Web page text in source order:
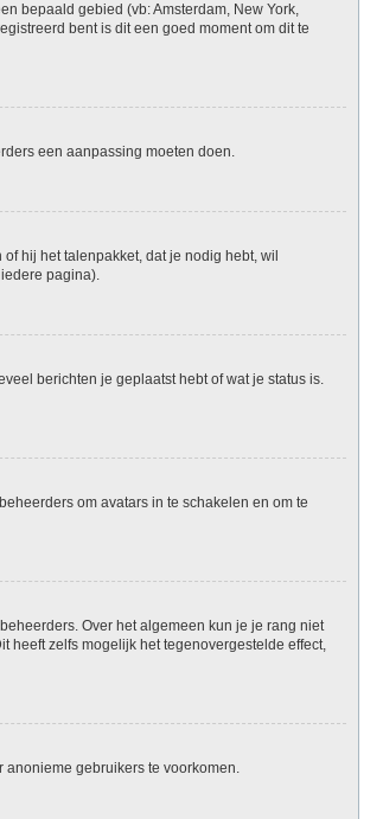
bepaald gebied (vb: Amsterdam, New York,
bent is dit een goed moment om dit te
een aanpassing moeten doen.
hij het talenpakket, dat je nodig hebt, wil
pagina).
berichten je geplaatst hebt of wat je status is.
om avatars in te schakelen en om te
Over het algemeen kun je je rang niet
heeft zelfs mogelijk het tegenovergestelde effect,
gebruikers te voorkomen.